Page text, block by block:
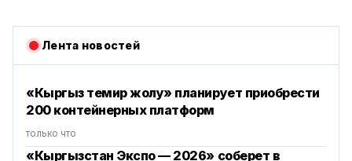
Лента новостей
«Кыргыз темир жолу» планирует приобрести
200 контейнерных платформ
только что
«Кыргызстан Экспо — 2026» соберет в